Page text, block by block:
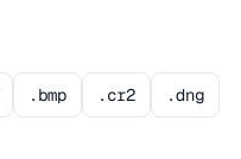
.bmp .cr2 .dng